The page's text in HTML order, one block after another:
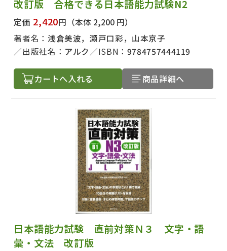
改訂版 合格できる日本語能力試験N2
定価 2,420円 （本体 2,200 円）
著者名： 浅倉美波，瀬戸口彩，山本京子
出版社名： アルク ISBN： 9784757444119
カートへ入れる 商品詳細へ
日本語能力試験 直前対策Ｎ３ 文字・語
彙・文法 改訂版